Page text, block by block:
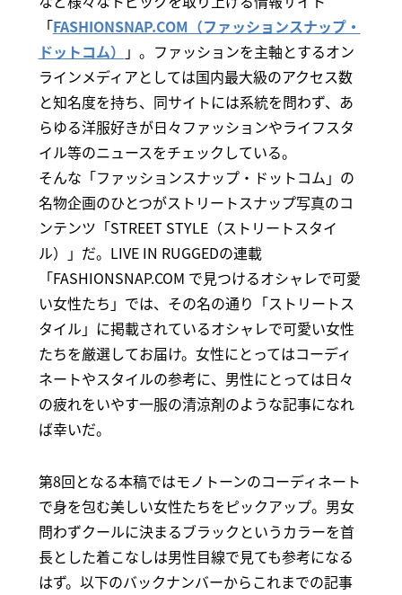
「FASHIONSNAP.COM（ファッションスナップ・
ドットコム） 」。ファッションを主軸とするオン
ラインメディアとしては国内最大級のアクセス数
と知名度を持ち、同サイトには系統を問わず、あ
らゆる洋服好きが日々ファッションやライフスタ
イル等のニュースをチェックしている。
そんな「ファッションスナップ・ドットコム」の
名物企画のひとつがストリートスナップ写真のコ
ンテンツ「STREET STYLE（ストリートスタイ
ル）」だ。LIVE IN RUGGEDの連載
「FASHIONSNAP.COM で見つけるオシャレで可愛
い女性たち」では、その名の通り「ストリートス
タイル」に掲載されているオシャレで可愛い女性
たちを厳選してお届け。女性にとってはコーディ
ネートやスタイルの参考に、男性にとっては日々
の疲れをいやす一服の清涼剤のような記事になれ
ば幸いだ。
第8回となる本稿ではモノトーンのコーディネート
で身を包む美しい女性たちをピックアップ。男女
問わずクールに決まるブラックというカラーを首
長とした着こなしは男性目線で見ても参考になる
はず。以下のバックナンバーからこれまでの記事